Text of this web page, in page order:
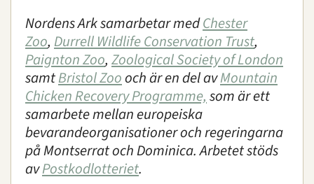
Nordens Ark samarbetar medChester
Zoo, Durrell Wildlife Conservation Trust,
Paignton Zoo, Zoological Society of London
samtBristol Zoooch är en del avMountain
Chicken Recovery Programme, som är ett
samarbete mellan europeiska
bevarandeorganisationer och regeringarna
på Montserrat och Dominica. Arbetet stöds
avPostkodlotteriet.